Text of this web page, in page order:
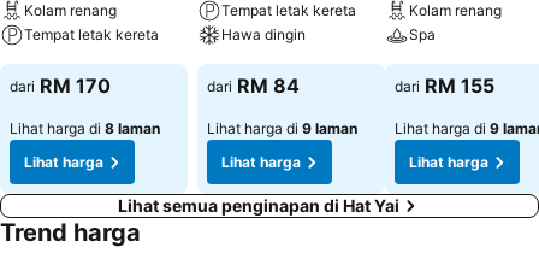
Kolam renang
Tempat letak kereta
dari RM 170
Lihat harga di 8 laman
Lihat harga
Tempat letak kereta
Hawa dingin
dari RM 84
Lihat harga di 9 laman
Lihat harga
Kolam renang
Spa
dari RM 155
Lihat harga di 9
Lihat harga
Lihat semua penginapan di Hat Yai
Trend harga